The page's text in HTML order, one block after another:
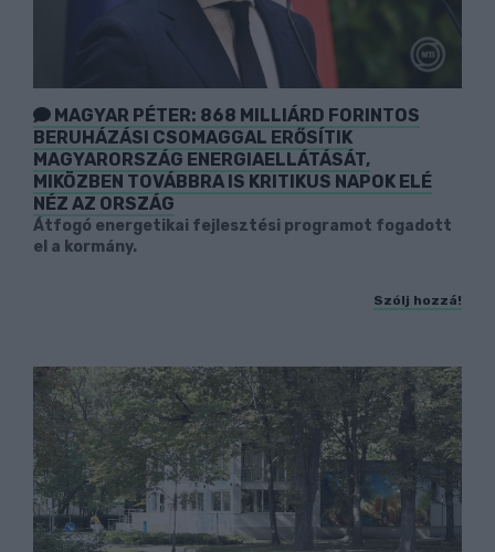
MAGYAR PÉTER: 868 MILLIÁRD FORINTOS
BERUHÁZÁSI CSOMAGGAL ERŐSÍTIK
MAGYARORSZÁG ENERGIAELLÁTÁSÁT,
MIKÖZBEN TOVÁBBRA IS KRITIKUS NAPOK ELÉ
NÉZ AZ ORSZÁG
Átfogó energetikai fejlesztési programot fogadott
el a kormány.
Szólj hozzá!